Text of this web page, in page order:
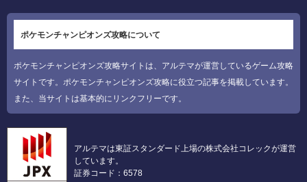
ポケモンチャンピオンズ攻略について
ポケモンチャンピオンズ攻略サイトは、アルテマが運営しているゲーム攻略
サイトです。ポケモンチャンピオンズ攻略に役立つ記事を掲載しています。
また、当サイトは基本的にリンクフリーです。
アルテマは東証スタンダード上場の株式会社コレックが運営
しています。
証券コード：6578